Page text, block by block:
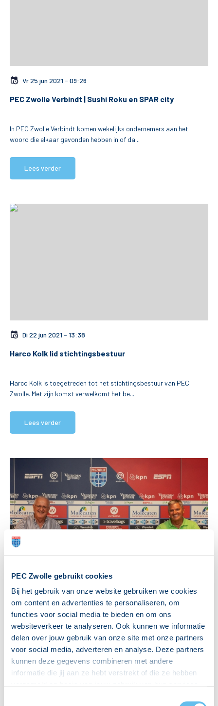
PEC Zwolle gebruikt cookies
Bij het gebruik van onze website gebruiken we cookies
om content en advertenties te personaliseren, om
functies voor social media te bieden en om ons
websiteverkeer te analyseren. Ook kunnen we informatie
delen over jouw gebruik van onze site met onze partners
voor social media, adverteren en analyse. Deze partners
kunnen deze gegevens combineren met andere
informatie die jij aan ze hebt verstrekt of die ze hebben
Vr 25 jun 2021 - 09:26
PEC Zwolle Verbindt | Sushi Roku en SPAR city
In PEC Zwolle Verbindt komen wekelijks ondernemers aan het
woord die elkaar gevonden hebben in of da...
Lees verder
Di 22 jun 2021 - 13:38
Harco Kolk lid stichtingsbestuur
Harco Kolk is toegetreden tot het stichtingsbestuur van PEC
Zwolle. Met zijn komst verwelkomt het be...
Lees verder
Vr 18 jun 2021 - 16:45
Wehkamp verlengt sponsorschap en blijft zichtbaar op
tenue
Ook komend seizoen zal Wehkamp als tenuesponsor zichtbaar zijn
op het shirt van PEC Zwolle. In oktob...
Lees verder